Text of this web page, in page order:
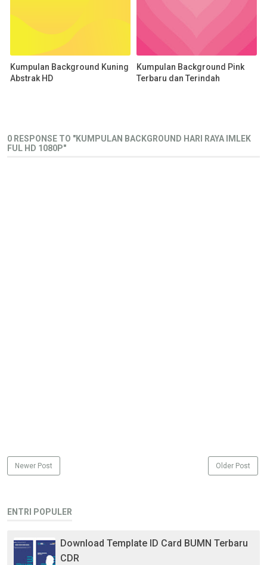
Kumpulan Background Kuning
Abstrak HD
Kumpulan Background Pink
Terbaru dan Terindah
0 RESPONSE TO "KUMPULAN BACKGROUND HARI RAYA IMLEK
FUL HD 1080P"
Newer Post Older Post
ENTRI POPULER
Download Template ID Card BUMN Terbaru
CDR